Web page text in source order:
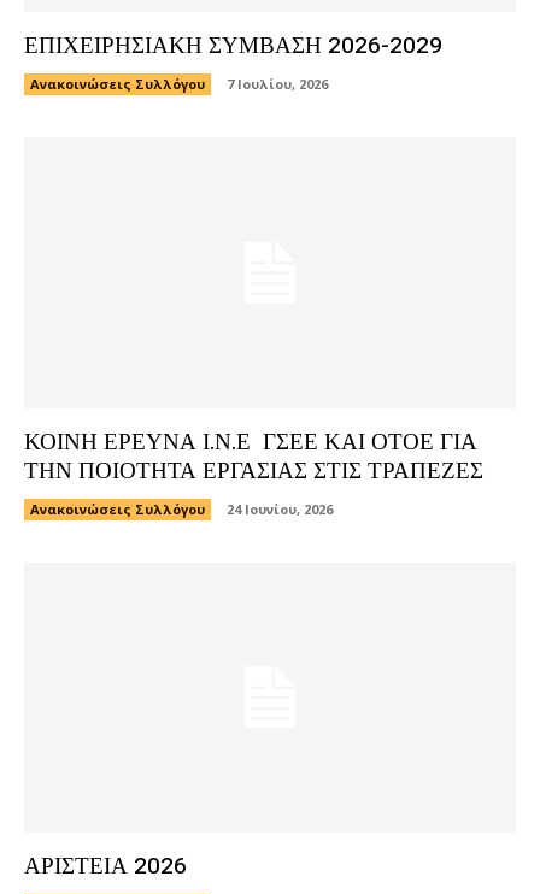
ΕΠΙΧΕΙΡΗΣΙΑΚΗ ΣΥΜΒΑΣΗ 2026-2029
Ανακοινώσεις Συλλόγου 7 Ιουλίου, 2026
ΚΟΙΝΗ ΕΡΕΥΝΑ Ι.Ν.Ε ΓΣΕΕ ΚΑΙ ΟΤΟΕ ΓΙΑ
ΤΗΝ ΠΟΙΟΤΗΤΑ ΕΡΓΑΣΙΑΣ ΣΤΙΣ ΤΡΑΠΕΖΕΣ
Ανακοινώσεις Συλλόγου 24 Ιουνίου, 2026
ΑΡΙΣΤΕΙΑ 2026